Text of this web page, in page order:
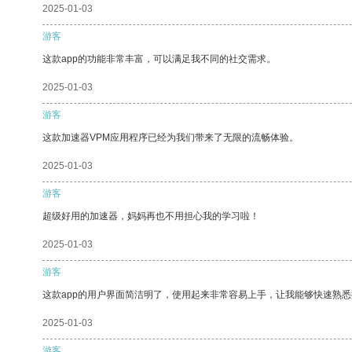
2025-01-03
游客
这款app的功能非常丰富，可以满足我不同的社交需求。
2025-01-03
游客
这款加速器VPM应用程序已经为我们带来了无限的流畅体验。
2025-01-03
游客
超级好用的加速器，妈妈再也不用担心我的学习啦！
2025-01-03
游客
这款app的用户界面简洁明了，使用起来非常容易上手，让我能够快速熟
2025-01-03